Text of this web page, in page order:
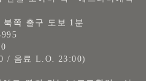
북쪽 출구 도보 1분
/ 음료 L.O. 23:00)